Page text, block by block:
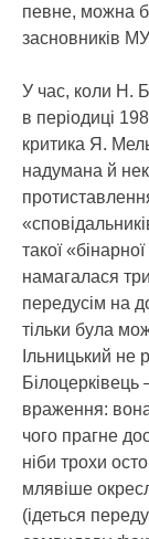
певне, можна
засновників
У час, коли Н.
в періодиці
критика Я.
надумана й
такої
намагалася
передусім на
тільки була
Ільницький
Білоцерківець
враження:
чого прагне
ніби трохи
млявіше
(ідеться